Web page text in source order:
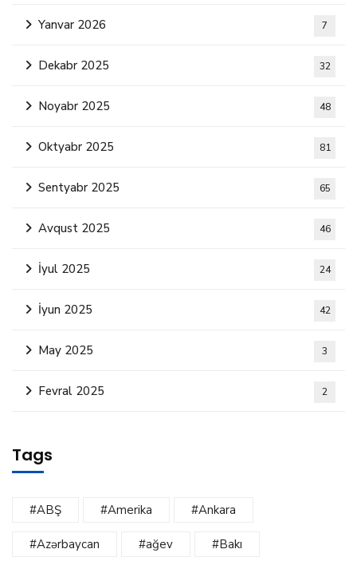
Yanvar 2026 7
Dekabr 2025 32
Noyabr 2025 48
Oktyabr 2025 81
Sentyabr 2025 65
Avqust 2025 46
İyul 2025 24
İyun 2025 42
May 2025 3
Fevral 2025 2
Tags
#ABŞ #Amerika #Ankara
#Azərbaycan #ağev #Bakı